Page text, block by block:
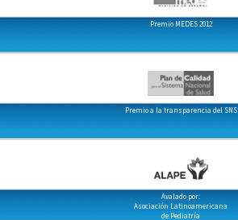
Premio MEDES 2012
Premio a la transparencia del SNS
Avalado por:
Asociación Latinoamericana
de Pediatría